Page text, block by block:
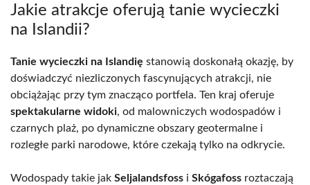
Jakie atrakcje oferują tanie wycieczki
na Islandii?
Tanie wycieczki na Islandię stanowią doskonałą okazję, by
doświadczyć niezliczonych fascynujących atrakcji, nie
obciążając przy tym znacząco portfela. Ten kraj oferuje
spektakularne widoki, od malowniczych wodospadów i
czarnych plaż, po dynamiczne obszary geotermalne i
rozległe parki narodowe, które czekają tylko na odkrycie.
Wodospady takie jak Seljalandsfoss i Skógafoss roztaczają